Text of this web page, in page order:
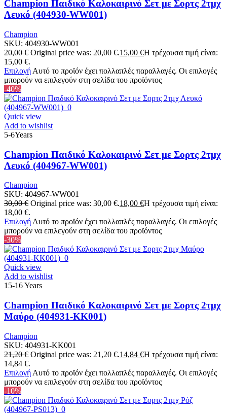
Champion Παιδικό Καλοκαιρινό Σετ με Σορτς 2τμχ
Λευκό (404930-WW001)
Champion
SKU: 404930-WW001
20,00€ Original price was: 20,00 €.15,00 €Η τρέχουσα τιμή είναι:
15,00 €.
Επιλογή Αυτό το προϊόν έχει πολλαπλές παραλλαγές. Οι επιλογές
μπορούν να επιλεγούν στη σελίδα του προϊόντος
-40%
Quick view
Add to wishlist
5-6Years
Champion Παιδικό Καλοκαιρινό Σετ με Σορτς 2τμχ
Λευκό (404967-WW001)
Champion
SKU: 404967-WW001
30,00€ Original price was: 30,00 €.18,00 €Η τρέχουσα τιμή είναι:
18,00 €.
Επιλογή Αυτό το προϊόν έχει πολλαπλές παραλλαγές. Οι επιλογές
μπορούν να επιλεγούν στη σελίδα του προϊόντος
-30%
Quick view
Add to wishlist
15-16 Years
Champion Παιδικό Καλοκαιρινό Σετ με Σορτς 2τμχ
Μαύρο (404931-KK001)
Champion
SKU: 404931-KK001
21,20€ Original price was: 21,20 €.14,84 €Η τρέχουσα τιμή είναι:
14,84 €.
Επιλογή Αυτό το προϊόν έχει πολλαπλές παραλλαγές. Οι επιλογές
μπορούν να επιλεγούν στη σελίδα του προϊόντος
-10%